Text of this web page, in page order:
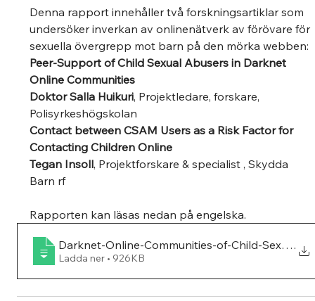
Denna rapport innehåller två forskningsartiklar som
undersöker inverkan av onlinenätverk av förövare för
sexuella övergrepp mot barn på den mörka webben:
Peer-Support of Child Sexual Abusers in Darknet
Online Communities
Doktor Salla Huikuri, Projektledare, forskare,
Polisyrkeshögskolan
Contact between CSAM Users as a Risk Factor for
Contacting Children Online
Tegan Insoll, Projektforskare & specialist , Skydda
Barn rf
Rapporten kan läsas nedan på engelska.
Darknet-Online-Communities-of-Child-Sexual-
.
Ladda ner • 926KB